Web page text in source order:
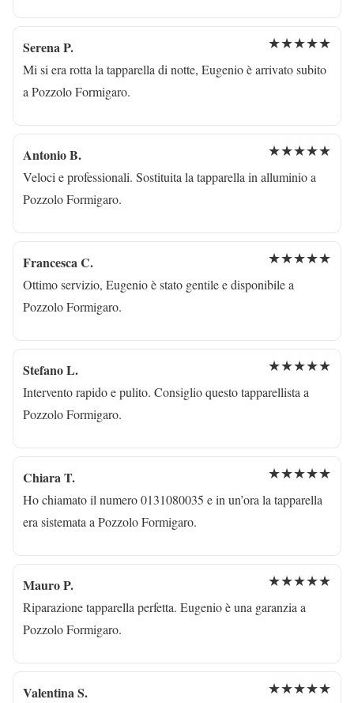
Serena P. ★★★★★
Mi si era rotta la tapparella di notte, Eugenio è arrivato subito
a Pozzolo Formigaro.
Antonio B. ★★★★★
Veloci e professionali. Sostituita la tapparella in alluminio a
Pozzolo Formigaro.
Francesca C. ★★★★★
Ottimo servizio, Eugenio è stato gentile e disponibile a
Pozzolo Formigaro.
Stefano L. ★★★★★
Intervento rapido e pulito. Consiglio questo tapparellista a
Pozzolo Formigaro.
Chiara T. ★★★★★
Ho chiamato il numero 0131080035 e in un’ora la tapparella
era sistemata a Pozzolo Formigaro.
Mauro P. ★★★★★
Riparazione tapparella perfetta. Eugenio è una garanzia a
Pozzolo Formigaro.
Valentina S. ★★★★★